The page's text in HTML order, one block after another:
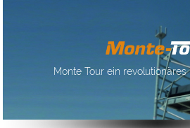
Monte Tour ein